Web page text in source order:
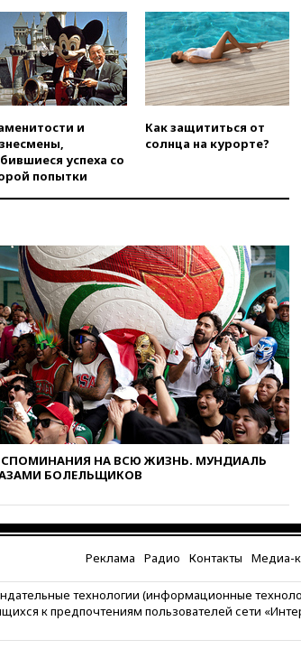
вчера, 18:45Крупнейший
склад маркетплейса Rozetka
сгорел под Киевом
вчера, 18:35Джаред Лето
лишился роли в фильме
Барри Левинсона на фоне
обвинений в насилии
вчера, 18:28 Выборы ректора
ГИТИСа перенесены на «после
Белгородской области
вчера, 17:58ЕС отменил
временную защиту для
военнообязанных украинцев
вчера, 17:45Шуваев сообщил
об учащении атак ВСУ на
Белгородскую область
вчера, 17:35Шуваев за два с
половиной месяца посетил
все округа Белгородской
области
вчера, 17:25
Путин встретился
Белгородской области
Шуваевым
начальник тыла Санчик не
справился с возросшими
объемами работ
введен план «Ковер»
и
успеха со
попытки
Как защититься от
солнца на курорте?
НА ВСЮ ЖИЗНЬ. МУНДИАЛЬ
БОЛЕЛЬЩИКОВ
Реклама Радио Контакты Медиа-
технологии (информационные
к предпочтениям пользователей сети